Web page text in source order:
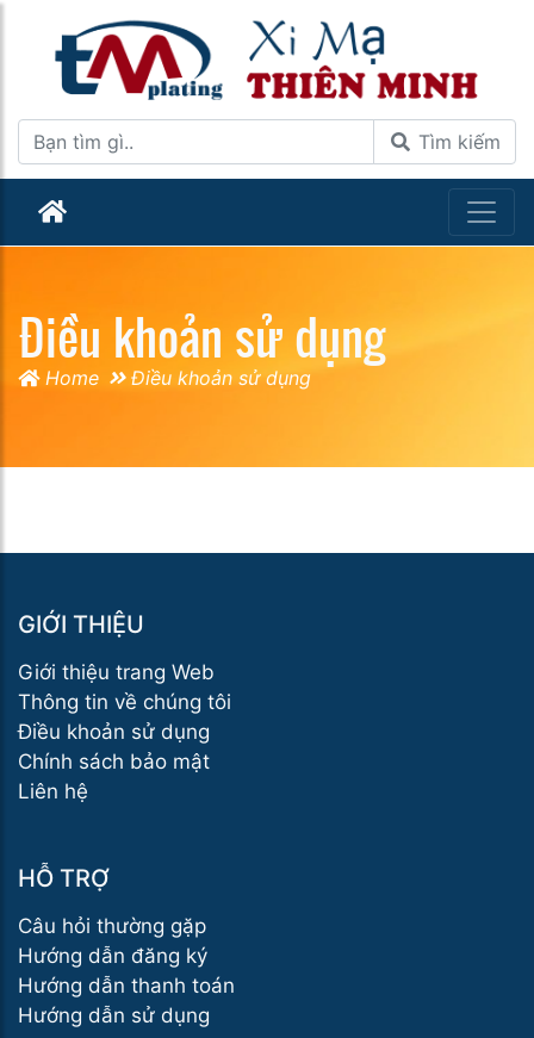
Tìm kiếm
Điều khoản sử dụng
Home Điều khoản sử dụng
GIỚI THIỆU
Giới thiệu trang Web
Thông tin về chúng tôi
Điều khoản sử dụng
Chính sách bảo mật
Liên hệ
HỖ TRỢ
Câu hỏi thường gặp
Hướng dẫn đăng ký
Hướng dẫn thanh toán
Hướng dẫn sử dụng